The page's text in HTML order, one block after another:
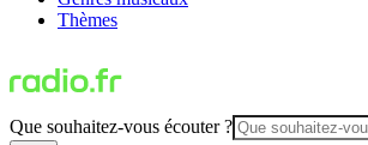
Thèmes
Que souhaitez-vous écouter ?